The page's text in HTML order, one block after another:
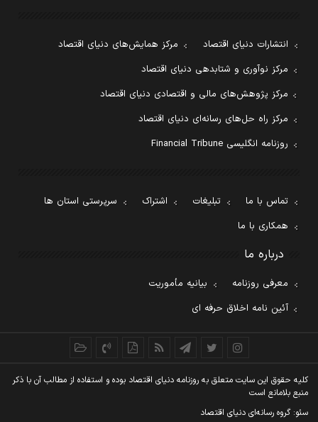
انتشارات دنیای اقتصاد
مرکز همایش‌های دنیای اقتصاد
مرکز نوآوری و شتابدهی دنیای اقتصاد
مرکز پژوهش‌های مالی و اقتصادی دنیای اقتصاد
مرکز راه حل‌های رسانه‌ای دنیای اقتصاد
روزنامه انگلیسی Financial Tribune
تماس با ما تبلیغات اشتراک
سرپرستی استان ها
همکاری با ما
درباره ما
معرفی روزنامه
بیانیه مأموریت
آئین نامه اخلاق حرفه ای
کليه حقوق اين سايت متعلق به روزنامه دنيای اقتصاد بوده و استفاده از مطالب آن با ذکر
منبع بلامانع است
سئو: گروه رسانه‌ای دنیای اقتصاد